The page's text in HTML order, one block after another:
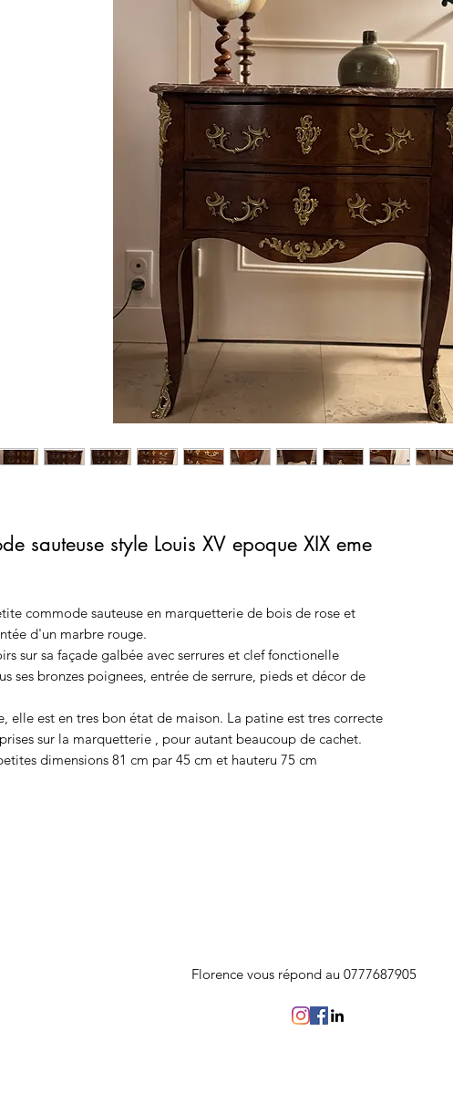
sauteuse style Louis XV epoque XIX eme
commode sauteuse en marquetterie de bois de rose et
d'un marbre rouge.
sur sa façade galbée avec serrures et clef fonctionelle
ses bronzes poignees, entrée de serrure, pieds et décor de
elle est en tres bon état de maison. La patine est tres correcte
sur la marquetterie , pour autant beaucoup de cachet.
dimensions 81 cm par 45 cm et hauteru 75 cm
Florence vous répond au 0777687905